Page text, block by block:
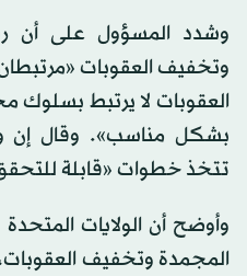
وشدد المسؤول على أن
وتخفيف العقوبات
العقوبات لا يرتبط بسلوك
بشكل مناسب». وقال إن
تتخذ خطوات «قابلة
وأوضح أن الولايات
المجمدة وتخفيف